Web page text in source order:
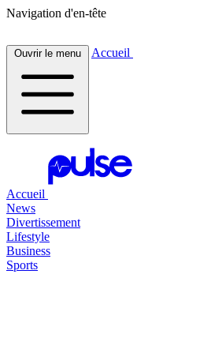
Navigation d'en-tête
Ouvrir le menu Accueil
Accueil
News
Divertissement
Lifestyle
Business
Sports